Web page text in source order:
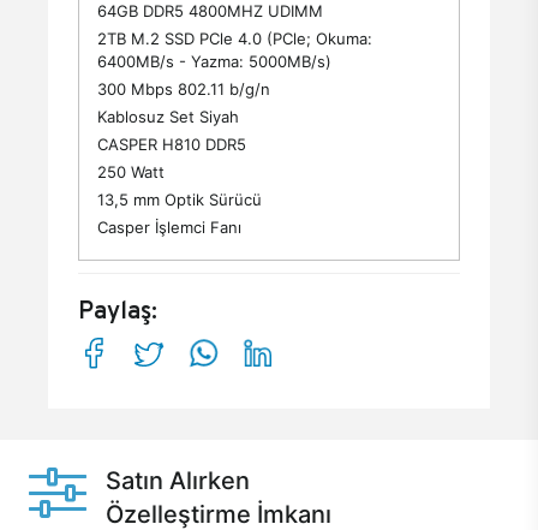
64GB DDR5 4800MHZ UDIMM
2TB M.2 SSD PCle 4.0 (PCle; Okuma:
6400MB/s - Yazma: 5000MB/s)
300 Mbps 802.11 b/g/n
Kablosuz Set Siyah
CASPER H810 DDR5
250 Watt
13,5 mm Optik Sürücü
Casper İşlemci Fanı
Paylaş:
Satın Alırken
Özelleştirme İmkanı